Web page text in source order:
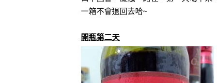
一箱不會退回去哈~
開瓶第二天